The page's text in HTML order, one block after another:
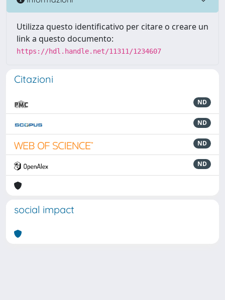
Utilizza questo identificativo per citare o creare un
link a questo documento:
https://hdl.handle.net/11311/1234607
Citazioni
ND
ND
ND
ND
social impact